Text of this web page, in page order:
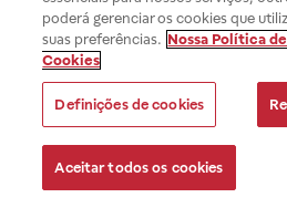
poderá gerenciar os cookies que
suas preferências. Nossa Política
Cookies
Definições de cookies
Aceitar todos os cookies